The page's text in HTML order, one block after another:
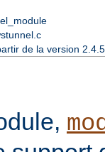
de la version